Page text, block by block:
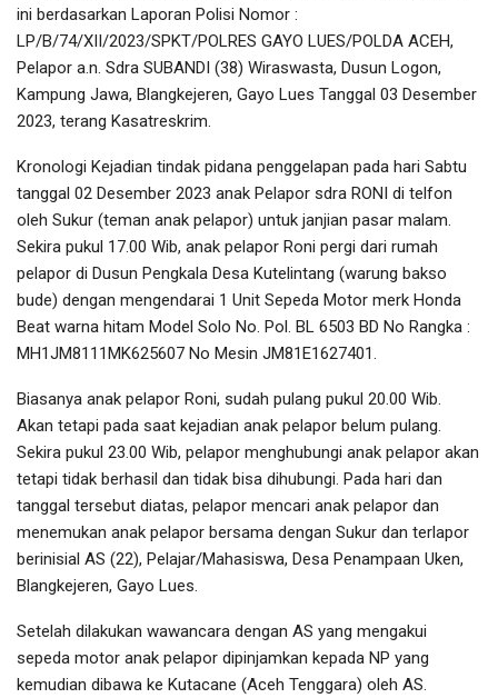
ini berdasarkan Laporan Polisi Nomor :
LP/B/74/XII/2023/SPKT/POLRES GAYO LUES/POLDA ACEH,
Pelapor a.n. Sdra SUBANDI (38) Wiraswasta, Dusun Logon,
Kampung Jawa, Blangkejeren, Gayo Lues Tanggal 03 Desember
2023, terang Kasatreskrim.
Kronologi Kejadian tindak pidana penggelapan pada hari Sabtu
tanggal 02 Desember 2023 anak Pelapor sdra RONI di telfon
oleh Sukur (teman anak pelapor) untuk janjian pasar malam.
Sekira pukul 17.00 Wib, anak pelapor Roni pergi dari rumah
pelapor di Dusun Pengkala Desa Kutelintang (warung bakso
bude) dengan mengendarai 1 Unit Sepeda Motor merk Honda
Beat warna hitam Model Solo No. Pol. BL 6503 BD No Rangka :
MH1JM8111MK625607 No Mesin JM81E1627401.
Biasanya anak pelapor Roni, sudah pulang pukul 20.00 Wib.
Akan tetapi pada saat kejadian anak pelapor belum pulang.
Sekira pukul 23.00 Wib, pelapor menghubungi anak pelapor akan
tetapi tidak berhasil dan tidak bisa dihubungi. Pada hari dan
tanggal tersebut diatas, pelapor mencari anak pelapor dan
menemukan anak pelapor bersama dengan Sukur dan terlapor
berinisial AS (22), Pelajar/Mahasiswa, Desa Penampaan Uken,
Blangkejeren, Gayo Lues.
Setelah dilakukan wawancara dengan AS yang mengakui
sepeda motor anak pelapor dipinjamkan kepada NP yang
kemudian dibawa ke Kutacane (Aceh Tenggara) oleh AS.